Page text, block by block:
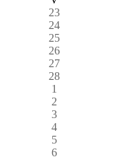
23
24
25
26
27
28
1
2
3
4
5
6